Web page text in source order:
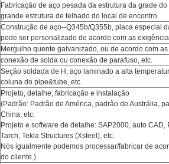
Fabricação de aço pesada da estrutura da grade
grande estrutura de telhado do local de encontro
Construção de aço--Q345b/Q355b, placa especial
pode ser personalizado de acordo com as
Mergulho quente galvanizado, ou de acordo com
conexão de solda ou conexão de parafuso, etc.
Seção soldada de H, aço laminado a alta
coluna do pipe&tube, etc.
Projeto, detalhe, fabricação e instalação
(Padrão: Padrão de América, padrão de Austrália,
China, etc.
Projeto e software de detalhe: SAP2000, auto CAD,
Tarch, Tekla Structures (Xsteel), etc.
Nós igualmente podemos processar/fabricar de
do cliente.)